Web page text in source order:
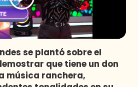
se plantó sobre el
que tiene un don
música ranchera,